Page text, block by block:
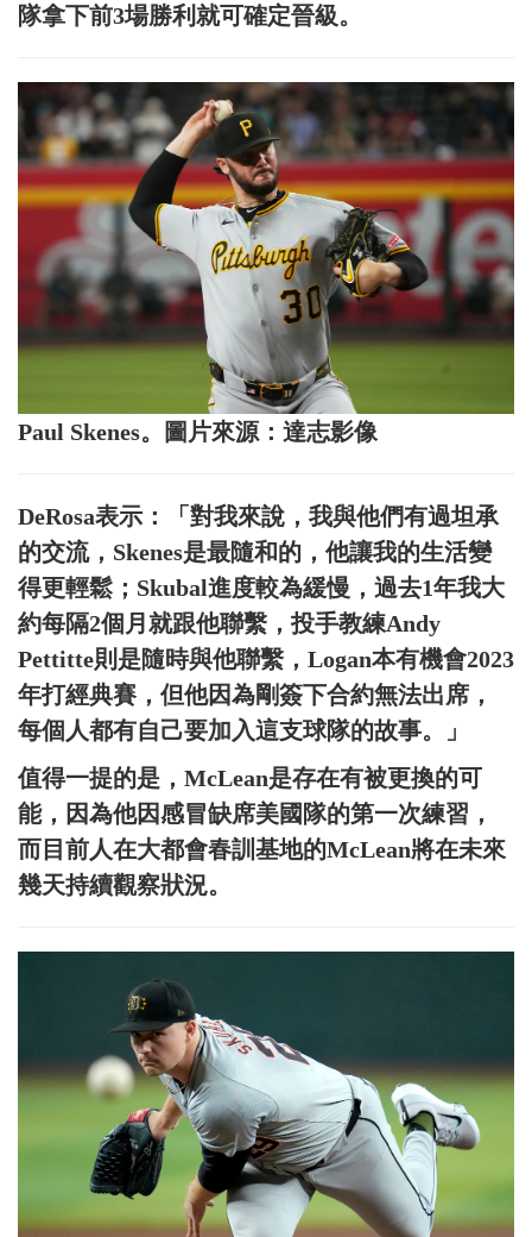
隊拿下前3場勝利就可確定晉級。
Paul Skenes。圖片來源：達志影像
DeRosa表示：「對我來說，我與他們有過坦承
的交流，Skenes是最隨和的，他讓我的生活變
得更輕鬆；Skubal進度較為緩慢，過去1年我大
約每隔2個月就跟他聯繫，投手教練Andy
Pettitte則是隨時與他聯繫，Logan本有機會2023
年打經典賽，但他因為剛簽下合約無法出席，
每個人都有自己要加入這支球隊的故事。」
值得一提的是，McLean是存在有被更換的可
能，因為他因感冒缺席美國隊的第一次練習，
而目前人在大都會春訓基地的McLean將在未來
幾天持續觀察狀況。